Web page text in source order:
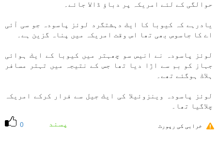
حوالگی كے لئے امريكہ پر دباؤ ڈالا جائے۔
يادرہے كہ كيوبا كا ايك دہشتگرد لوئز پاسودہ جو سی آئی
اے كا جاسوس بھی تھا اس وقت امريكہ میں پناہ گزين ہے۔
لوئز پاسودہ نے انيس سو چھہتر میں كيوبا كے ايك ہوائی
جہاز كو بم سے اڑا ديا تھا جس كے نتيجہ میں تہتر مسافر
ہلاك ہوگئے تھے۔
لوئز پاسودہ وينزوئيلا كی ايك جيل سے فرار كركے امريكہ
چلاگيا تھا۔
0 پسند خرابی کی رپورٹ